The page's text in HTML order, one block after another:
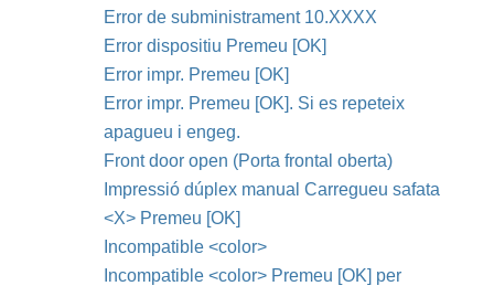
Error de subministrament 10.XXXX
Error dispositiu Premeu [OK]
Error impr. Premeu [OK]
Error impr. Premeu [OK]. Si es repeteix
apagueu i engeg.
Front door open (Porta frontal oberta)
Impressió dúplex manual Carregueu safata
<X> Premeu [OK]
Incompatible <color>
Incompatible <color> Premeu [OK] per